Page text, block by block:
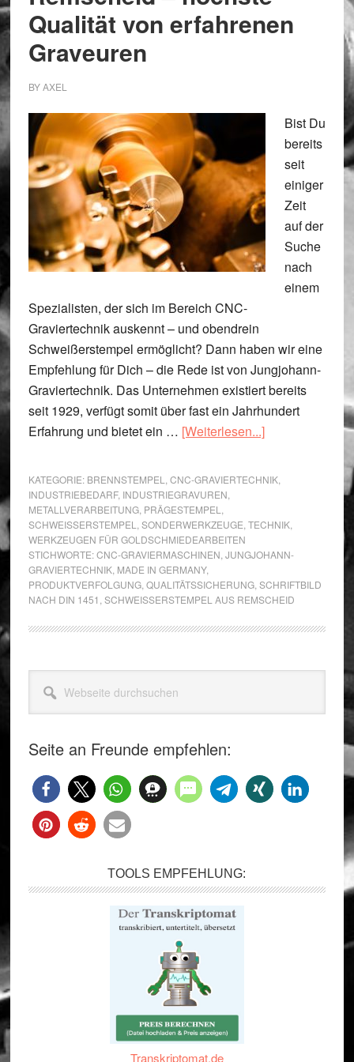
Qualität von erfahrenen
Graveuren
BYAXEL
Bist Du
bereits
seit
einiger
Zeit
auf der
Suche
nach
einem
Spezialisten, der sich im Bereich CNC-
Graviertechnik auskennt – und obendrein
Schweißerstempel ermöglicht? Dann haben wir eine
Empfehlung für Dich – die Rede ist von Jungjohann-
Graviertechnik. Das Unternehmen existiert bereits
seit 1929, verfügt somit über fast ein Jahrhundert
Erfahrung und bietet ein … [Weiterlesen...]
Qualität
von
Graveuren
KATEGORIE: BRENNSTEMPEL CNC-GRAVIERTECHNIK,
INDUSTRIEBEDARF, INDUSTRIEGRAVUREN
METALLVERARBEITUNG, PRÄGESTEMPEL
SCHWEISSERSTEMPEL
SONDERWERKZEUGE TECHNIK,
WERKZEUGEN FÜR GOLDSCHMIEDEARBEITEN
STICHWORTE:CNC-GRAVIERMASCHINEN JUNGJOHANN-
GRAVIERTECHNIK, MADE IN GERMANY,
PRODUKTVERFOLGUNG, QUALITÄTSSICHERUNG, SCHRIFTBILD
NACH DIN 1451 SCHWEISSERSTEMPEL AUS REMSCHEID
Seitenspalte
durchsuchen
Seite an Freunde empfehlen:
TOOLS EMPFEHLUNG:
Transkriptomat.de